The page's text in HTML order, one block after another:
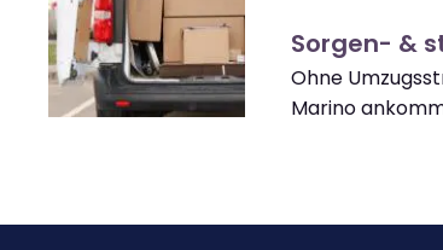
Sorgen- &
Ohne
Marino